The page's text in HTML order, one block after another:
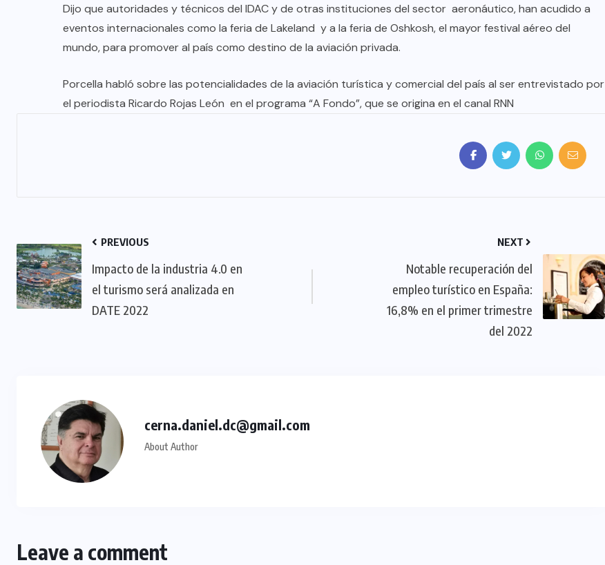
Dijo que autoridades y técnicos del IDAC y de otras instituciones del sector aeronáutico, han acudido a
eventos internacionales como la feria de Lakeland y a la feria de Oshkosh, el mayor festival aéreo del
mundo, para promover al país como destino de la aviación privada.
Porcella habló sobre las potencialidades de la aviación turística y comercial del país al ser entrevistado por
el periodista Ricardo Rojas León en el programa “A Fondo”, que se origina en el canal RNN
PREVIOUS
Impacto de la industria 4.0 en
el turismo será analizada en
DATE 2022
NEXT
Notable recuperación del
empleo turístico en España:
16,8% en el primer trimestre
del 2022
cerna.daniel.dc@gmail.com
About Author
Leave a comment